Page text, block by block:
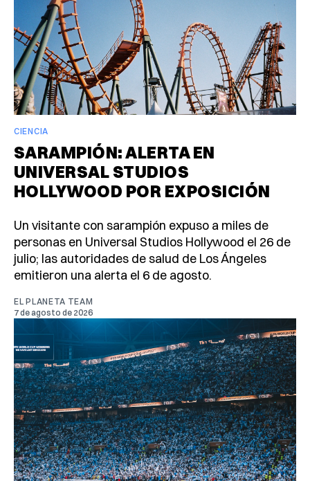
CIENCIA
SARAMPIÓN: ALERTA EN
UNIVERSAL STUDIOS
HOLLYWOOD POR EXPOSICIÓN
Un visitante con sarampión expuso a miles de
personas en Universal Studios Hollywood el 26 de
julio; las autoridades de salud de Los Ángeles
emitieron una alerta el 6 de agosto.
EL PLANETA TEAM
7 de agosto de 2026